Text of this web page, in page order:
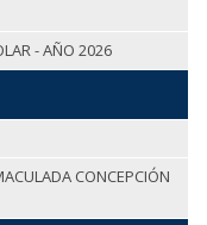
- AÑO 2026
CONCEPCIÓN